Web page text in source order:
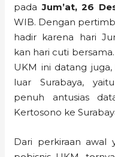
padaJum’at, 26
WIB. Dengan
hadir karena hari
kan hari cuti
UKM ini datang
luar Surabaya,
penuh antusias
Kertosono ke
Dari perkiraan awal